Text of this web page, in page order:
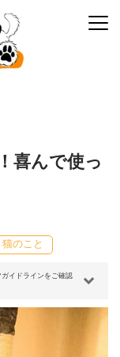
喜んで使っ
のこと
イドラインをご確認